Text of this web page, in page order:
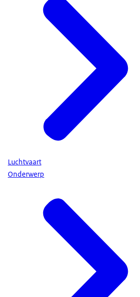
Luchtvaart
Onderwerp